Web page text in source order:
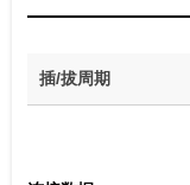
插/拔周期